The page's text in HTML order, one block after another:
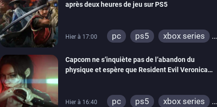
après deux heures de jeu sur PS5
Hier à 17:00 pc ps5
xbox series
Capcom ne s’inquiète pas de l’abandon du
physique et espère que Resident Evil Veronica
Hier à 16:40 pc ps5
xbox series